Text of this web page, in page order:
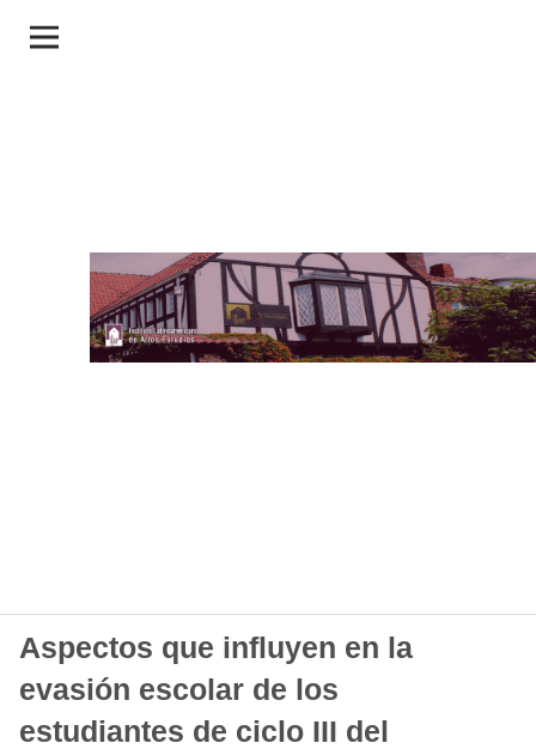
Aspectos que influyen en la
evasión escolar de los
estudiantes de ciclo III del